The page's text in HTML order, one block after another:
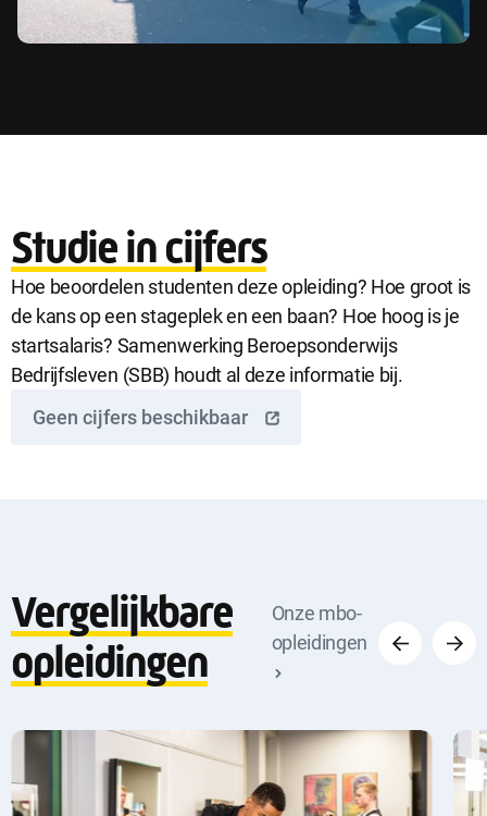
Studie in cijfers
Hoe beoordelen studenten deze opleiding? Hoe groot is
de kans op een stageplek en een baan? Hoe hoog is je
startsalaris? Samenwerking Beroepsonderwijs
Bedrijfsleven (SBB) houdt al deze informatie bij.
Geen cijfers beschikbaar
Vergelijkbare
opleidingen
Onze mbo-
opleidingen